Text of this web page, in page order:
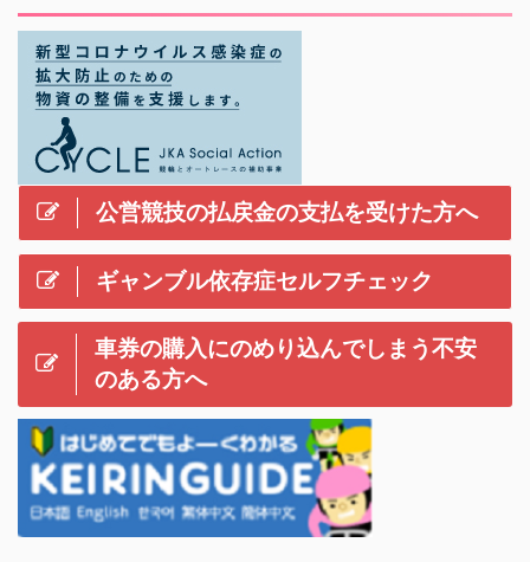
公営競技の払戻金の支払を受けた方へ
ギャンブル依存症セルフチェック
車券の購入にのめり込んでしまう不安
のある方へ